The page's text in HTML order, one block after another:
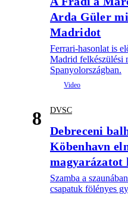
Arda Güler
Madridot
Ferrari-hasonlat is
Madrid felkészülési
Spanyolországban.
8 DVSC
Debreceni
Köbenhavn
magyarázatot
Szamba a
csapatuk fölényes